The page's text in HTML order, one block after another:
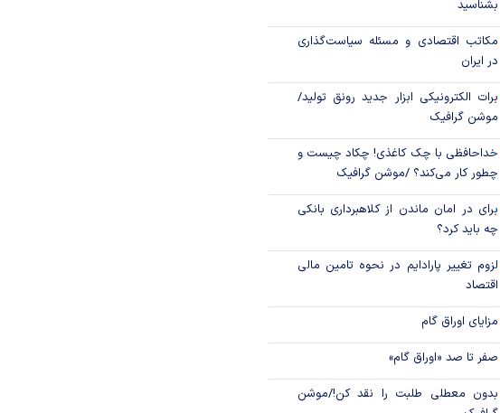
رکود تورمی اقتصاد جهانی با شوک نفتی
ناشی از جنگ ایران
بشناسید
مکاتب اقتصادی و مسئله سیاست‌گذاری
در ایران
برات الکترونیکی ابزار جدید رونق تولید/
موشن گرافیک
خداحافظی با چک کاغذی! چکاد چیست و
چطور کار می‌کند؟ /موشن گرافیک
برای در امان ماندن از کلاهبرداری بانکی
چه باید کرد؟
لزوم تغییر پارادایم در نحوه تامین مالی
اقتصاد
مزایای اوراق گام
صفر تا صد «اوراق گام»
بدون معطلی طلبت را نقد کن!/موشن